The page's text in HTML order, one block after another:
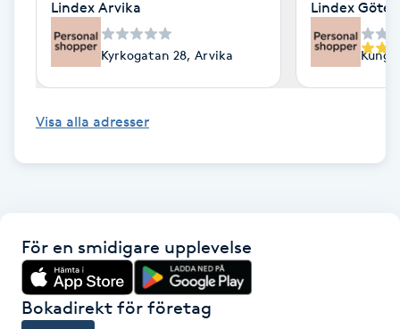
Faceliftmassage
Fet hårbotten
Fillers
Fotmassage
Lindex Arvika
Kyrkogatan 28, Arvika
Lindex
Visa alla adresser
För en smidigare upplevelse
Bokadirekt för företag